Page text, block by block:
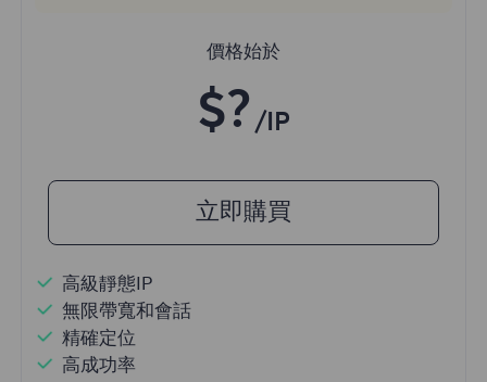
價格始於
$? /IP
立即購買
高級靜態IP
無限帶寬和會話
精確定位
高成功率